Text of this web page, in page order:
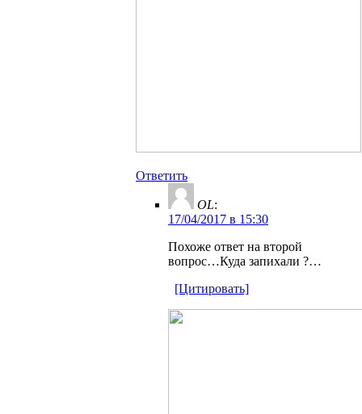
Ответить
OL:
17/04/2017 в 15:30
Похоже ответ на второй
вопрос…Куда запихали ?…
[Цитировать]